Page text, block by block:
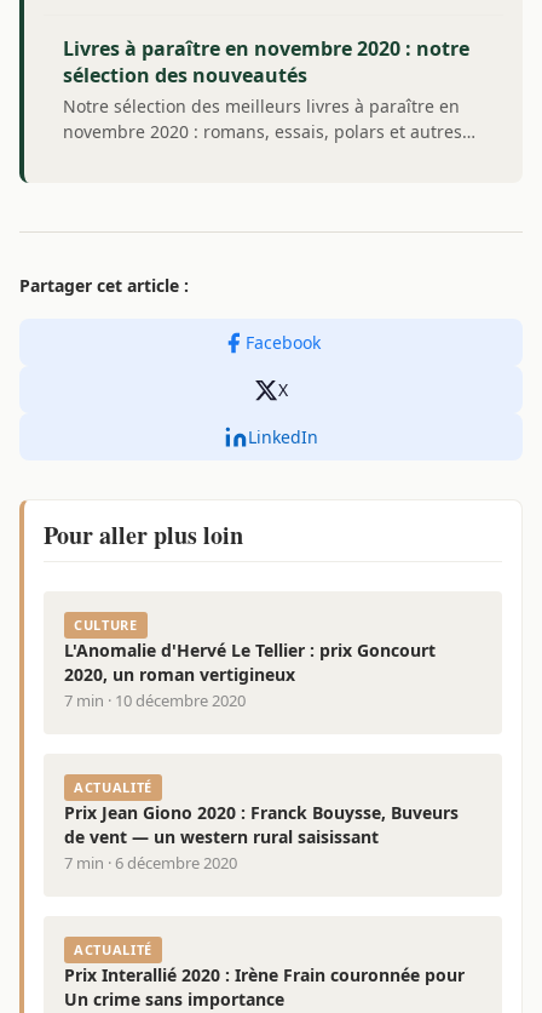
Livres à paraître en novembre 2020 : notre
sélection des nouveautés
Notre sélection des meilleurs livres à paraître en
novembre 2020 : romans, essais, polars et autres…
Partager cet article :
Facebook
X
LinkedIn
Pour aller plus loin
CULTURE
L'Anomalie d'Hervé Le Tellier : prix Goncourt
2020, un roman vertigineux
7 min · 10 décembre 2020
ACTUALITÉ
Prix Jean Giono 2020 : Franck Bouysse, Buveurs
de vent — un western rural saisissant
7 min · 6 décembre 2020
ACTUALITÉ
Prix Interallié 2020 : Irène Frain couronnée pour
Un crime sans importance